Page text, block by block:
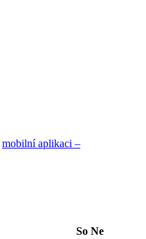
mobilní aplikaci –
So Ne